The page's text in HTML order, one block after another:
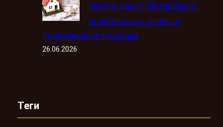
ключ в Санкт-Петербурге:
особенности, этапы и
современные подходы
26.06.2026
Теги